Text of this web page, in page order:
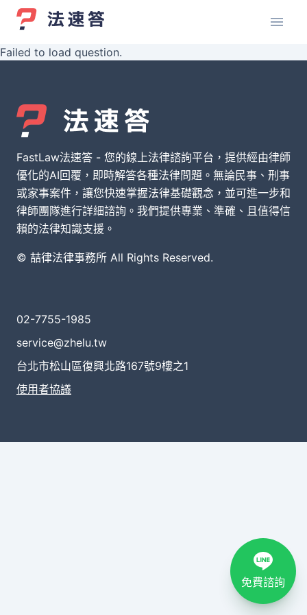
Failed to load question.
FastLaw法速答 - 您的線上法律諮詢平台，提供經由律師
優化的AI回覆，即時解答各種法律問題。無論民事、刑事
或家事案件，讓您快速掌握法律基礎觀念，並可進一步和
律師團隊進行詳細諮詢。我們提供專業、準確、且值得信
賴的法律知識支援。
© 喆律法律事務所 All Rights Reserved.
02-7755-1985
service@zhelu.tw
台北市松山區復興北路167號9樓之1
使用者協議
免費諮詢